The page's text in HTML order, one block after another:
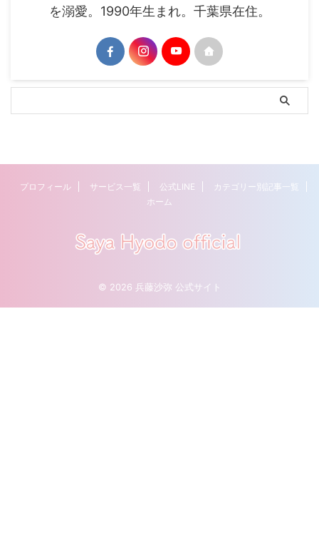
を溺愛。1990年生まれ。千葉県在住。
プロフィール サービス一覧 公式LINE
カテゴリー別記事一覧
ホーム
© 2026 兵藤沙弥 公式サイト